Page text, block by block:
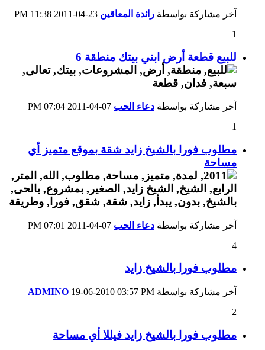
آخر مشاركة بواسطة رائدة المعاقين
11:38 PM
1
للبيع قطعة أرض ابني بيتك منطقة 6
آخر مشاركة بواسطة دعاء الحب
07:04 PM
1
مطلوب فورا بالشيخ زايد شقة بموقع متميز أي
مساحة
آخر مشاركة بواسطة دعاء الحب
07:01 PM
4
مطلوب فورا بالشيخ زايد
آخر مشاركة بواسطة ADMINO 19-06-2010 03:57 PM
2
مطلوب فورا بالشيخ زايد فيللا أي مساحة